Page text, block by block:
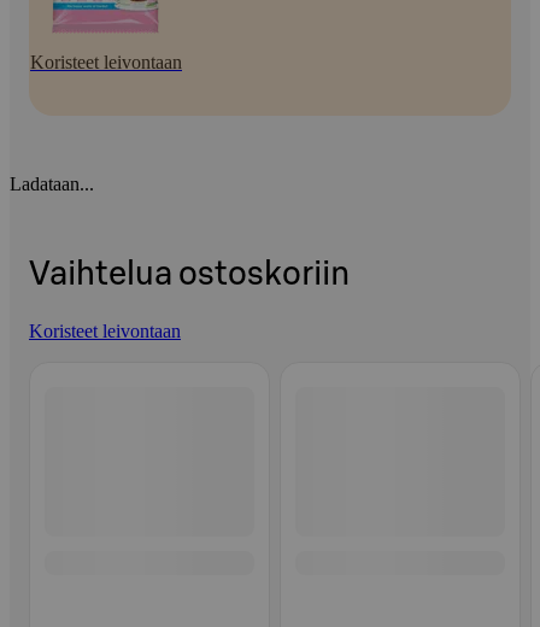
Koristeet leivontaan
Ladataan...
Vaihtelua ostoskoriin
Koristeet leivontaan